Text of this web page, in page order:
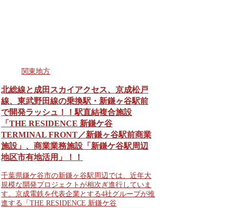
関東地方
北総線と成田スカイアクセス、京成松戸
線、東武野田線の乗換駅・新鎌ヶ谷駅前
で開発ラッシュ！！駅直結複合施設
「THE RESIDENCE 新鎌ケ谷
TERMINAL FRONT／新鎌ヶ谷駅前商業
施設」、商業業務施設「新鎌ケ谷駅周辺
地区市有地活用」！！
千葉県鎌ケ谷市の新鎌ヶ谷駅周辺では、近年大
規模な開発プロジェクトが相次ぎ進行していま
す。京成電鉄を代表企業とする4社グループが推
進する「THE RESIDENCE 新鎌ケ谷